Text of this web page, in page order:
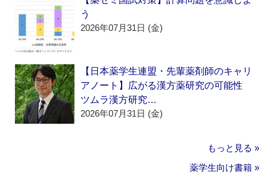
う
2026年07月31日 (金)
【日本薬学生連盟・先輩薬剤師のキャリ
アノート】広がる漢方薬研究の可能性
ツムラ漢方研究…
2026年07月31日 (金)
もっと見る »
薬学生向け書籍 »